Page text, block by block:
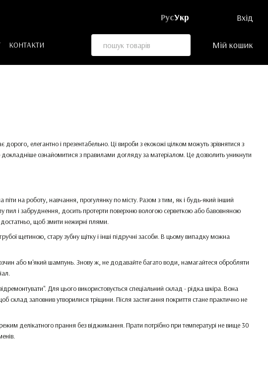
РусУкр Вхід
КОНТАКТИ
Мій кошик
елегантно і презентабельно. Ці вироби з екокожі цілком можуть зрівнятися з
докладніше ознайомитися з правилами догляду за матеріалом. Це дозволить уникнути
на роботу, навчання, прогулянку по місту. Разом з тим, як і будь-який інший
пил і забруднення, досить протерти поверхню вологою серветкою або бавовняною
достатньо, щоб змити нежирні плями.
щетиною, стару зубну щітку і інші підручні засоби. В цьому випадку можна
або м'який шампунь. Знову ж, не додавайте багато води, намагайтеся обробляти
Для цього використовується спеціальний склад - рідка шкіра. Вона
склад заповнив утворилися тріщини. Після застигання покриття стане практично не
делікатного прання без віджимання. Прати потрібно при температурі не вище 30